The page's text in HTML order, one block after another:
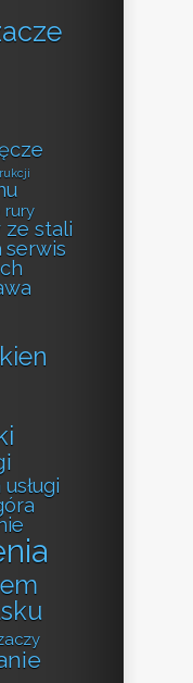
rury
ze stali
serwis
usługi